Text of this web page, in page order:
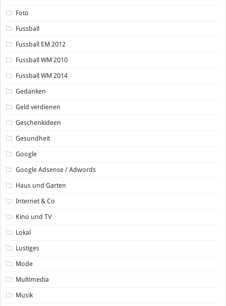
Foto
Fussball
Fussball EM 2012
Fussball WM 2010
Fussball WM 2014
Gedanken
Geld verdienen
Geschenkideen
Gesundheit
Google
Google Adsense / Adwords
Haus und Garten
Internet & Co
Kino und TV
Lokal
Lustiges
Mode
Multimedia
Musik